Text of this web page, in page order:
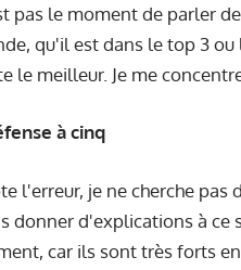
pas le moment de parler
qu'il est dans le top 3
le meilleur. Je me
à cinq
l'erreur, je ne cherche
donner d'explications à ce
car ils sont très forts